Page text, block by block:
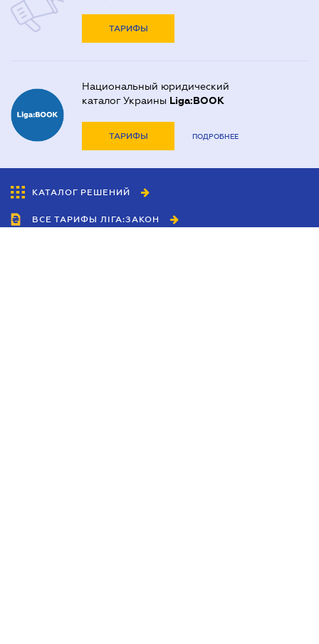
ТАРИФЫ
Национальный юридический
каталог Украины Liga:BOOK
ТАРИФЫ ПОДРОБНЕЕ
КАТАЛОГ РЕШЕНИЙ
ВСЕ ТАРИФЫ ЛІГА:ЗАКОН